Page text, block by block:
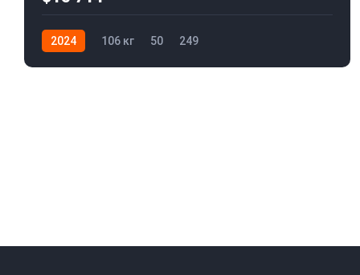
2024 106 кг 50 249